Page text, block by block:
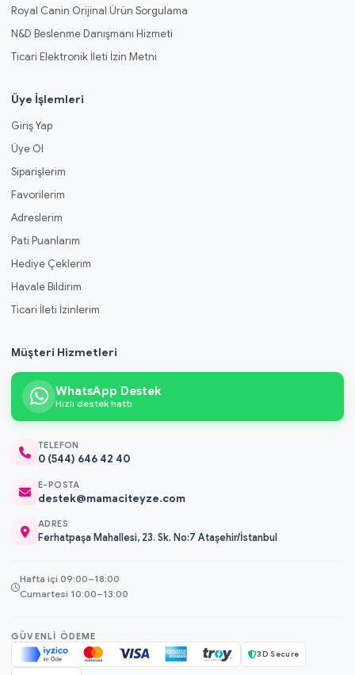
Royal Canin Orijinal Ürün Sorgulama
N&D Beslenme Danışmanı Hizmeti
Ticari Elektronik İleti İzin Metni
Üye İşlemleri
Giriş Yap
Üye Ol
Siparişlerim
Favorilerim
Adreslerim
Pati Puanlarım
Hediye Çeklerim
Havale Bildirim
Ticari İleti İzinlerim
Müşteri Hizmetleri
WhatsApp Destek
Hızlı destek hattı
TELEFON
0 (544) 646 42 40
E-POSTA
destek@mamaciteyze.com
ADRES
Ferhatpaşa Mahallesi, 23. Sk. No:7 Ataşehir/İstanbul
Hafta içi 09:00–18:00
Cumartesi 10:00–13:00
GÜVENLI ÖDEME
3D Secure